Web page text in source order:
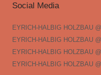
Social Media
EYRICH-HALBIG HOLZBAU
EYRICH-HALBIG HOLZBAU
EYRICH-HALBIG HOLZBAU
EYRICH-HALBIG HOLZBAU